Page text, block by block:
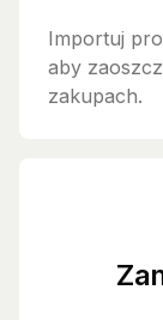
Importuj
aby
zakupach.